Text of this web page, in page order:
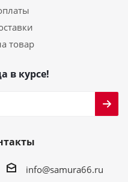
товар
в курсе!
info@samura66.ru